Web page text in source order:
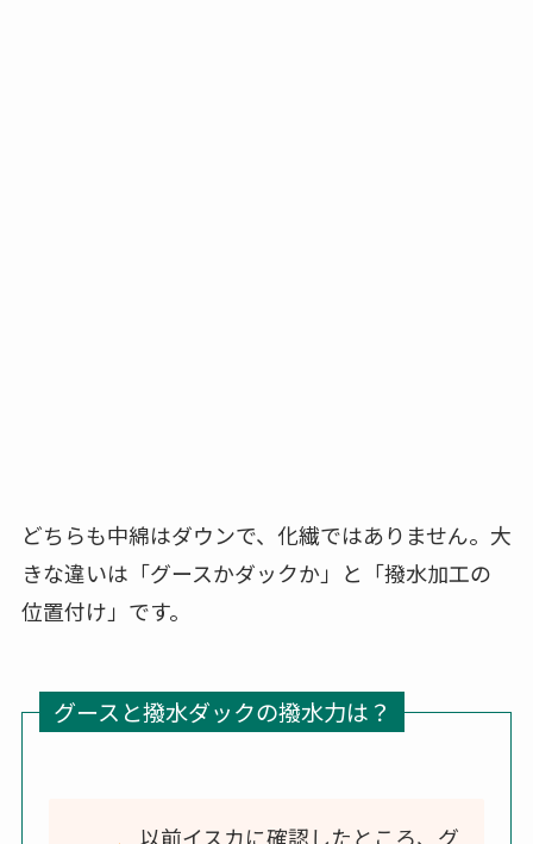
以前イスカに確認したところ、グ
ースダウンと撥水ダックダウンで
は、
グースダウンのほうが撥水
力は上